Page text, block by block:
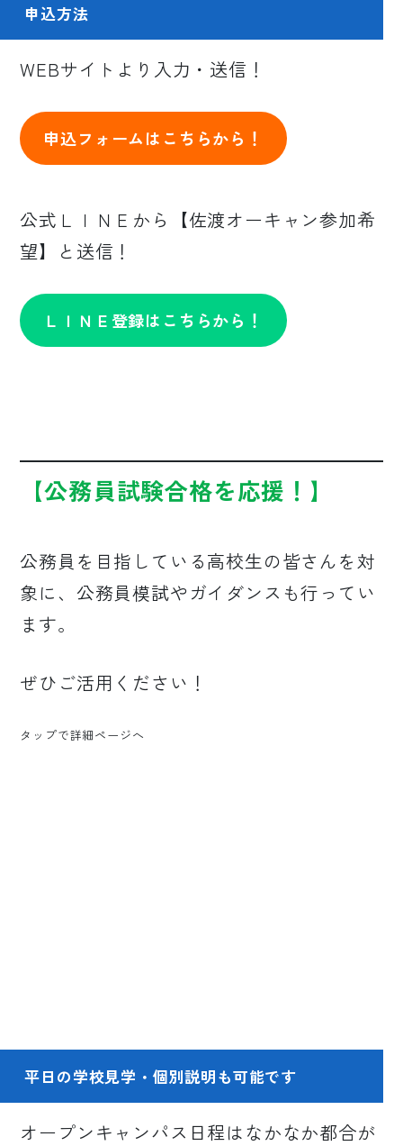
申込方法
WEBサイトより入力・送信！
申込フォームはこちらから！
公式ＬＩＮＥから【佐渡オーキャン参加希
望】と送信！
ＬＩＮＥ登録はこちらから！
【公務員試験合格を応援！ 】
公務員を目指している高校生の皆さんを対
象に、公務員模試やガイダンスも行ってい
ます。
ぜひご活用ください！
タップで詳細ページへ
平日の学校見学・個別説明も可能です
オープンキャンパス日程はなかなか都合が